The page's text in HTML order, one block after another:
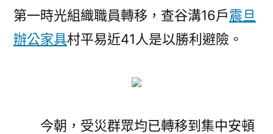
第一時光組織職員轉移，查谷溝16戶震旦
辦公家具村平易近41人是以勝利避險。
今朝，受災群眾均已轉移到集中安頓